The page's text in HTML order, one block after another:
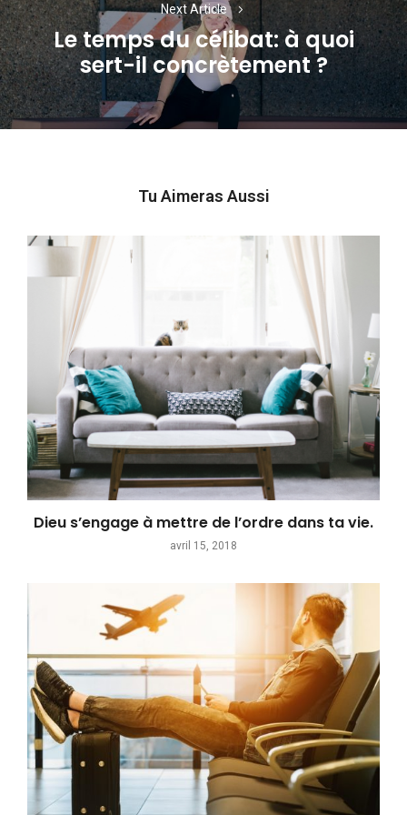
Next Article
Next
post:
Le temps du célibat: à quoi
sert-il concrètement ?
Tu Aimeras Aussi
Dieu s’engage à mettre de l’ordre dans ta vie.
avril 15, 2018